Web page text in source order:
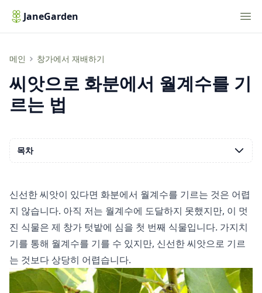
JaneGarden
메인 창가에서 재배하기
씨앗으로 화분에서 월계수를 기르는 법
씨앗으로 화분에서 월계수를 기
르는 법
신선한 씨앗이 있다면 화분에서 월계수를 기르는 것은 어렵
지 않습니다. 아직 저는 월계수에 도달하지 못했지만, 이 멋
진 식물은 제 창가 텃밭에 심을 첫 번째 식물입니다. 가지치
기를 통해 월계수를 기를 수 있지만, 신선한 씨앗으로 기르
는 것보다 상당히 어렵습니다.
목차